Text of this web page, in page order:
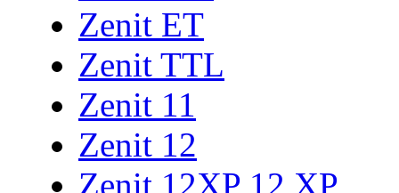
Zenit ET
Zenit TTL
Zenit 11
Zenit 12
Zenit 12XP 12 XP